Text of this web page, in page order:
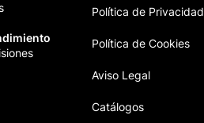
Política de Privacidad
Política de Cookies
Aviso Legal
Catálogos